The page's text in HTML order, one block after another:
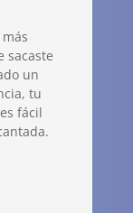
sacaste
un
tu
fácil